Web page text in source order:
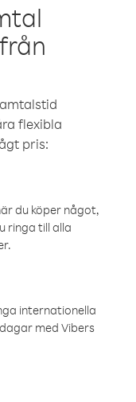
flexibla
pris:
du köper något,
ringa till alla
internationella
med Vibers